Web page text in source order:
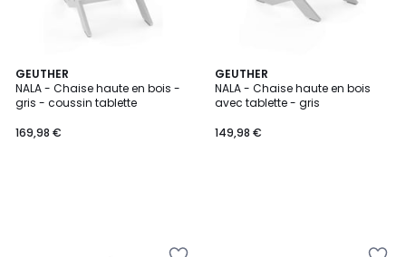
GEUTHER
NALA - Chaise haute en bois -
gris - coussin tablette
169,98 €
GEUTHER
NALA - Chaise haute en bois
avec tablette - gris
149,98 €